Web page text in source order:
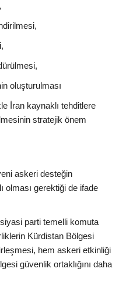
oluşturulması
İran kaynaklı tehditlere
stratejik önem
askeri desteğin
olması gerektiği de ifade
parti temelli komuta
Kürdistan Bölgesi
hem askeri etkinliği
güvenlik ortaklığını daha